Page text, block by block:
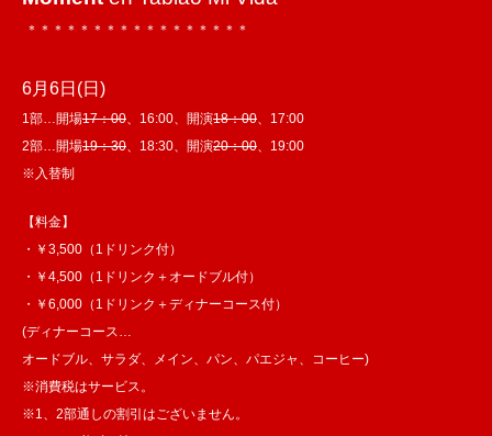
＊＊＊＊＊＊＊＊＊＊＊＊＊＊＊＊＊
6月6日(日)
1部…開場17：00、16:00、開演18：00、17:00
2部…開場19：30、18:30、開演20：00、19:00
※入替制
【料金】
・￥3,500（1ドリンク付）
・￥4,500（1ドリンク＋オードブル付）
・￥6,000（1ドリンク＋ディナーコース付）
(ディナーコース…
オードブル、サラダ、メイン、パン、パエジャ、コーヒー)
※消費税はサービス。
※1、2部通しの割引はございません。